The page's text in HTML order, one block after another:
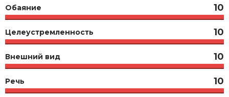
Обаяние 10
Целеустремленность 10
Внешний вид 10
Речь 10